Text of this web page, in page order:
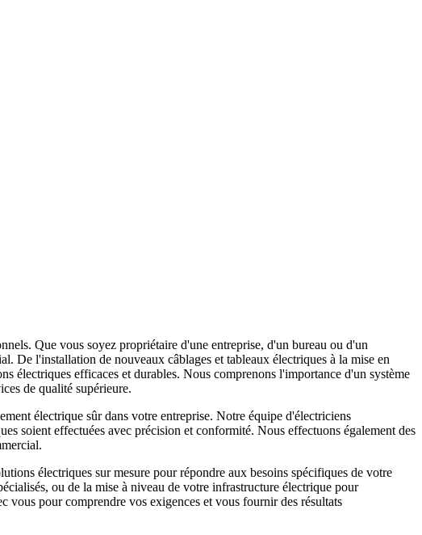
Que vous soyez propriétaire d'une entreprise, d'un bureau ou d'un
De l'installation de nouveaux câblages et tableaux électriques à la mise en
électriques efficaces et durables. Nous comprenons l'importance d'un système
de qualité supérieure.
électrique sûr dans votre entreprise. Notre équipe d'électriciens
soient effectuées avec précision et conformité. Nous effectuons également des
électriques sur mesure pour répondre aux besoins spécifiques de votre
ou de la mise à niveau de votre infrastructure électrique pour
vous pour comprendre vos exigences et vous fournir des résultats